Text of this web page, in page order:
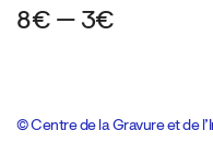
8€ — 3€
© Centre de la Gravure et de